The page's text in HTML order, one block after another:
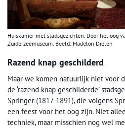
Huiskamer met stadsgezichten. Door het oog
Zuiderzeemuseum. Beeld: Madelon Dielen
Razend knap geschilderd
Maar we komen natuurlijk niet voor
de ‘razend knap geschilderde’
Springer (1817-1891), die volgens
een feest voor het oog zijn. Niet
techniek, maar misschien nog wel